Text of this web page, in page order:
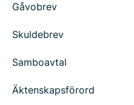
Gåvobrev
Skuldebrev
Samboavtal
Äktenskapsförord